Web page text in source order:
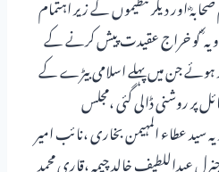
کو خراج عقیدت پیش کرنے کے
جن میں پہلے اسلامی بیڑے کے
پر روشنی ڈالی گئی ،مجلس
سید عطاء المہیمن بخاری ،نائب امیر
عبداللطیف خالد چیمہ ،قاری محمد